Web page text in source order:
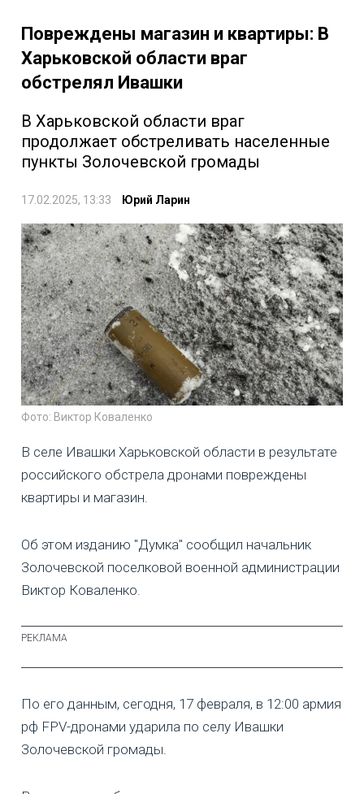
Повреждены магазин и квартиры: В
Харьковской области враг
обстрелял Ивашки
В Харьковской области враг
продолжает обстреливать населенные
пункты Золочевской громады
17.02.2025, 13:33 Юрий Ларин
Фото: Виктор Коваленко
В селе Ивашки Харьковской области в результате
российского обстрела дронами повреждены
квартиры и магазин.
Об этом изданию "Думка" сообщил начальник
Золочевской поселковой военной администрации
Виктор Коваленко.
По его данным, сегодня, 17 февраля, в 12:00 армия
рф FPV-дронами ударила по селу Ивашки
Золочевской громады.